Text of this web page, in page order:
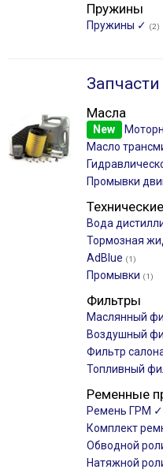
Пружины
Пружины ✓ (2)
Масла
New
Масло
Промывки
Вода
Тормозная
AdBlue (1)
Промывки (1)
Фильтры
Маслянный
Воздушный
Фильтр
Топливный
Ременные
Ремень ГРМ ✓
Комплект
Обводной
Натяжной